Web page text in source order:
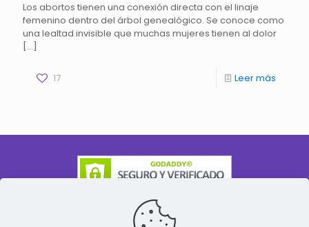
Los abortos tienen una conexión directa con el linaje
femenino dentro del árbol genealógico. Se conoce como
una lealtad invisible que muchas mujeres tienen al dolor
[…]
17 Leer más